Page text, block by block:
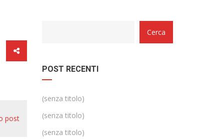
post
Cerca
POST RECENTI
(senza titolo)
(senza titolo)
(senza titolo)